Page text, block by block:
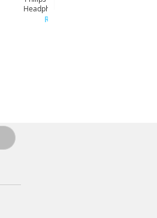
Headphones TAH4000 -
Rp 679.000